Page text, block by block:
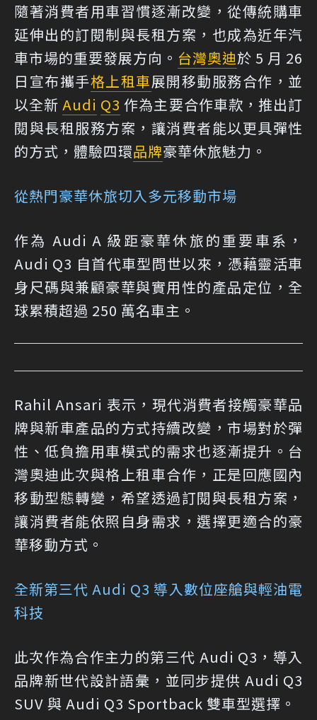
隨著消費者用車習慣逐漸改變，從傳統購車
延伸出的訂閱制與長租方案，也成為近年汽
車市場的重要發展方向。 台灣奧迪於 5 月 26
日宣布攜手格上租車展開移動服務合作，並
以全新Audi Q3 作為主要合作車款，推出訂
閱與長租服務方案，讓消費者能以更具彈性
的方式，體驗四環品牌豪華休旅魅力。
從熱門豪華休旅切入多元移動市場
作為 Audi A 級距豪華休旅的重要車系，
Audi Q3 自首代車型問世以來，憑藉靈活車
身尺碼與兼顧豪華與實用性的產品定位，全
球累積超過 250 萬名車主。
Rahil Ansari 表示，現代消費者接觸豪華品
牌與新車產品的方式持續改變，市場對於彈
性、低負擔用車模式的需求也逐漸提升。台
灣奧迪此次與格上租車合作，正是回應國內
移動型態轉變，希望透過訂閱與長租方案，
讓消費者能依照自身需求，選擇更適合的豪
華移動方式。
全新第三代 Audi Q3 導入數位座艙與輕油電
科技
此次作為合作主力的第三代 Audi Q3，導入
品牌新世代設計語彙，並同步提供 Audi Q3
SUV 與 Audi Q3 Sportback 雙車型選擇。